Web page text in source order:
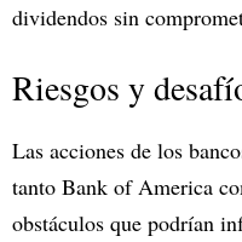
dividendos sin
Riesgos y
Las acciones de los
tanto Bank of America
obstáculos que podrían